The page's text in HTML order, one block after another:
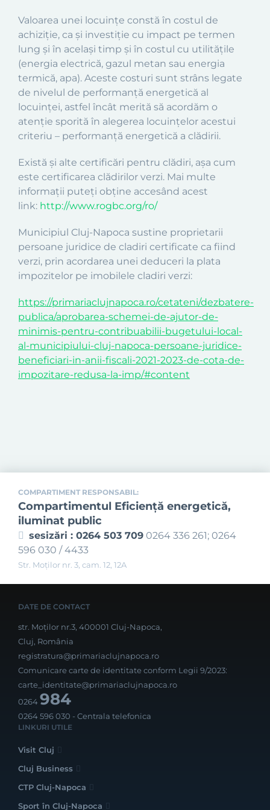
Valoarea unei locuințe constă în costul de
achiziție, ca și investiție cu impact pe termen
lung și în același timp și în costul cu utilitățile
(energia electrică, gazul metan sau energia
termică, apa). Aceste costuri sunt strâns legate
de nivelul de performanță energetică al
locuinței, astfel încât merită să acordăm o
atenție sporită în alegerea locuințelor acestui
criteriu – performanță energetică a clădirii.
Există și alte certificări pentru clădiri, așa cum
este certificarea clădirilor verzi. Mai multe
informații puteți obține accesând acest
link: http://www.rogbc.org/ro/
Municipiul Cluj-Napoca sustine proprietarii
persoane juridice de cladiri certificate ca fiind
verzi, prin acordarea unei deduceri la plata
impozitelor pe imobilele cladiri verzi:
https://primariaclujnapoca.ro/cetateni/dezbatere-
publica/aprobarea-schemei-de-ajutor-de-
minimis-pentru-contribuabilii-bugetului-local-
al-municipiului-cluj-napoca-persoane-juridice-
beneficiari-in-anii-fiscali-2021-2023-de-cota-de-
impozitare-redusa-la-imp/#content
COMPARTIMENT RESPONSABIL:
Compartimentul Eficienţă energetică,
iluminat public
sesizări : 0264 503 709 0264 336 261; 0264
596 030 / 4433
Str. Moţilor nr. 3, cam. 12, 12A
DATE DE CONTACT
str. Moților nr.3, 400001 Cluj-Napoca,
Cluj, România
registratura@primariaclujnapoca.ro
Comunicare carte de identitate conform Legii 9/2023:
carte_identitate@primariaclujnapoca.ro
0264984
0264 596 030 - Centrala telefonica
LINKURI UTILE
Visit Cluj
Cluj Business
CTP Cluj-Napoca
Sport în Cluj-Napoca